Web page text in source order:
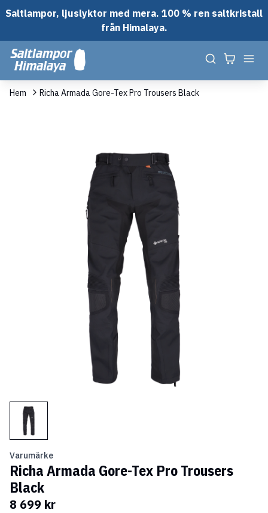
Saltlampor, ljuslyktor med mera. 100 % ren saltkristall
från Himalaya.
Hem Richa Armada Gore-Tex Pro Trousers Black
Varumärke
Richa Armada Gore-Tex Pro Trousers
Black
8 699 kr